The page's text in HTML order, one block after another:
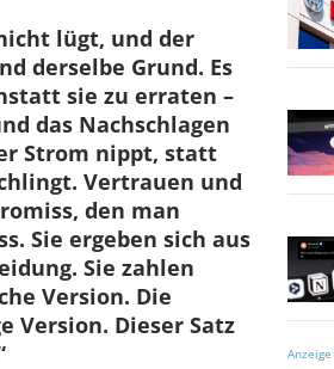
lügt, und der
derselbe Grund. Es
sie zu erraten –
das Nachschlagen
Strom nippt, statt
Vertrauen und
den man
Sie ergeben sich aus
Sie zahlen
Version. Die
Version. Dieser Satz
Anzeige